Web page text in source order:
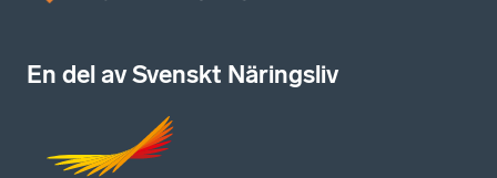
En del av Svenskt Näringsliv